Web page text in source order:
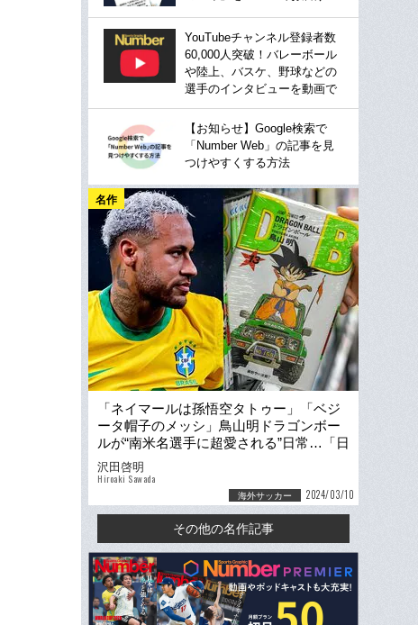
YouTubeチャンネル登録者数
60,000人突破！バレーボール
や陸上、バスケ、野球などの
選手のインタビューを動画で
【お知らせ】Google検索で
「Number Web」の記事を見
つけやすくする方法
名作
「ネイマールは孫悟空タトゥー」「ベジ
ータ帽子のメッシ」鳥山明ドラゴンボー
ルが“南米名選手に超愛される”日常…「日
本語版も買ったよ」
沢田啓明
Hiroaki Sawada
海外サッカー 2024/03/10
その他の名作記事